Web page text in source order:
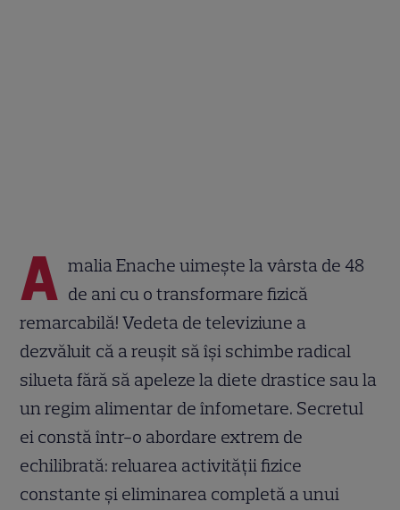
A malia Enache uimește la vârsta de 48
de ani cu o transformare fizică
remarcabilă! Vedeta de televiziune a
dezvăluit că a reușit să își schimbe radical
silueta fără să apeleze la diete drastice sau la
un regim alimentar de înfometare. Secretul
ei constă într-o abordare extrem de
echilibrată: reluarea activității fizice
constante și eliminarea completă a unui